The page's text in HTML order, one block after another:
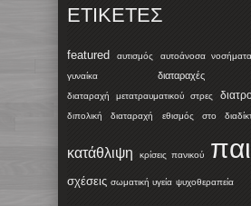
ΕΤΙΚΈΤΕΣ
featured αυτισμός αυτοάνοσα νοσήματα
γυναίκα διαταραχές
διαταραχή μετατραυματικού στρες
διπολική διαταραχή εθισμός στο
κατάθλιψη κρίσεις πανικού
σχέσεις σωματική υγεία ψυχοθεραπεία